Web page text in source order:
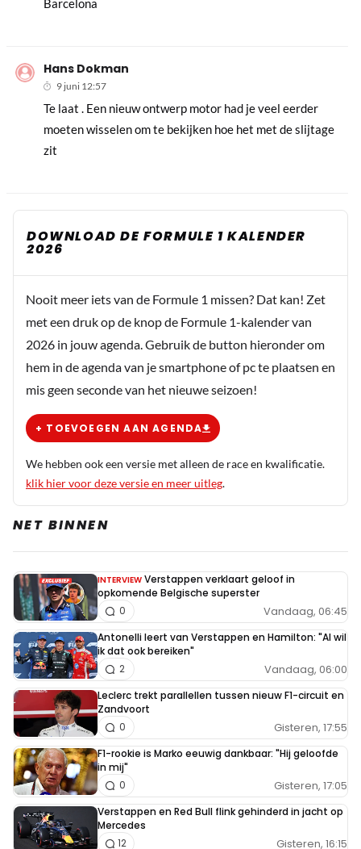
Barcelona
Hans Dokman
9 juni 12:57
Te laat . Een nieuw ontwerp motor had je veel eerder
moeten wisselen om te bekijken hoe het met de slijtage
zit
DOWNLOAD DE FORMULE 1 KALENDER
2026
Nooit meer iets van de Formule 1 missen? Dat kan! Zet
met een druk op de knop de Formule 1-kalender van
2026 in jouw agenda. Gebruik de button hieronder om
hem in de agenda van je smartphone of pc te plaatsen en
mis geen seconde van het nieuwe seizoen!
+ TOEVOEGEN AAN AGENDA
We hebben ook een versie met alleen de race en kwalificatie.
klik hier voor deze versie en meer uitleg.
NET BINNEN
INTERVIEW Verstappen verklaart geloof in
opkomende Belgische superster
Vandaag, 06:45
0
Antonelli leert van Verstappen en Hamilton: "Al wil
ik dat ook bereiken"
Vandaag, 06:00
2
Leclerc trekt parallellen tussen nieuw F1-circuit en
Zandvoort
Gisteren, 17:55
0
F1-rookie is Marko eeuwig dankbaar: "Hij geloofde
in mij"
Gisteren, 17:05
0
Verstappen en Red Bull flink gehinderd in jacht op
Mercedes
Gisteren, 16:15
12